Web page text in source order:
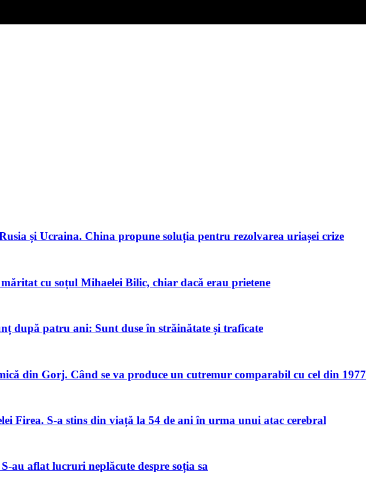
și Ucraina. China propune soluția pentru rezolvarea uriașei crize
cu soțul Mihaelei Bilic, chiar dacă erau prietene
după patru ani: Sunt duse în străinătate și traficate
din Gorj. Când se va produce un cutremur comparabil cu cel din 1977
Firea. S-a stins din viață la 54 de ani în urma unui atac cerebral
au aflat lucruri neplăcute despre soția sa